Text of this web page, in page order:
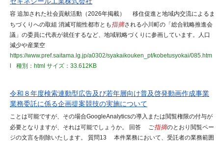
容 追加された社会貢献活動（2026年掲載） 移住促進と地域内交流によるま
ちづくりへの取組 消滅可能性都市とも 指摘される小川町の「総合戦略推進会
議」の委員に代表が就任するなど、地域戦略づくりに参画しています。人口
減少や産業空
https://www.pref.saitama.lg.jp/a0302/syakaikouken_pt/kobetusyokai/085.htm
種別：html サイズ：33.612KB
令和８年度検索連動型広告及び若年層向け普及啓発動画作成事業
業務委託に係る企画提案競技の実施について
ことは可能ですが、その場合GoogleAnalyticsの導入または閲覧権限の付与が
必要となりますが、それは可能でしょうか。 回答 ご指摘のとおり閲覧ペー
ジの文言を削除いたします。 質問13 本件業務において、受託者の業務範囲